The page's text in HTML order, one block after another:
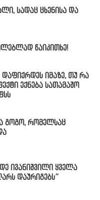
სადაც ცხენისა და
წაიკითხე!
იმაზე, თუ რა
ექნება სათამაშო
გოგო, რომელსაც
ივანიშვილი ყველა
დაურიგებს”